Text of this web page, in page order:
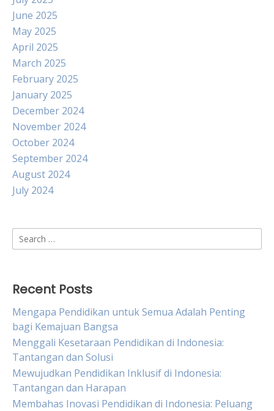
June 2025
May 2025
April 2025
March 2025
February 2025
January 2025
December 2024
November 2024
October 2024
September 2024
August 2024
July 2024
Search
for:
Recent Posts
Mengapa Pendidikan untuk Semua Adalah Penting
bagi Kemajuan Bangsa
Menggali Kesetaraan Pendidikan di Indonesia:
Tantangan dan Solusi
Mewujudkan Pendidikan Inklusif di Indonesia:
Tantangan dan Harapan
Membahas Inovasi Pendidikan di Indonesia: Peluang